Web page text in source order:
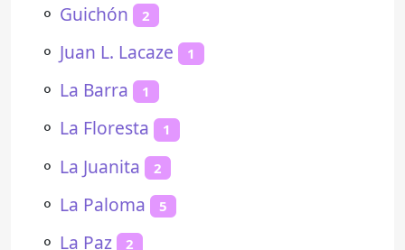
⚬ Guichón 2
⚬ Juan L. Lacaze 1
⚬ La Barra 1
⚬ La Floresta 1
⚬ La Juanita 2
⚬ La Paloma 5
⚬ La Paz 2